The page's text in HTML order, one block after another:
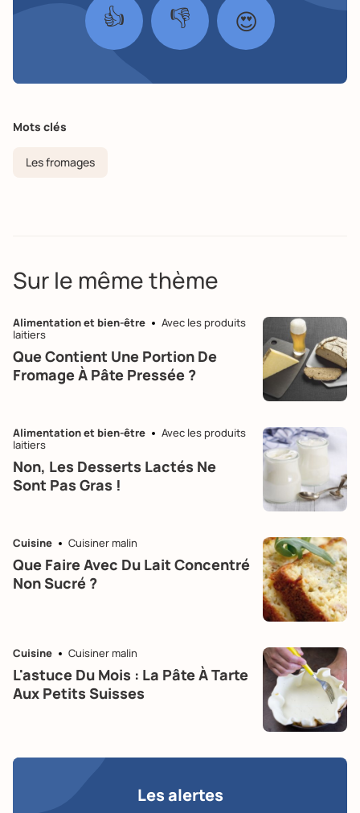
👍 👎 😍
Mots clés
Les fromages
Sur le même thème
Alimentation et bien-être
Avec les produits
laitiers
Que Contient Une Portion De
Fromage À Pâte Pressée ?
Alimentation et bien-être
Avec les produits
laitiers
Non, Les Desserts Lactés Ne
Sont Pas Gras !
Cuisine Cuisiner malin
Que Faire Avec Du Lait Concentré
Non Sucré ?
Cuisine Cuisiner malin
L'astuce Du Mois : La Pâte À Tarte
Aux Petits Suisses
Les alertes